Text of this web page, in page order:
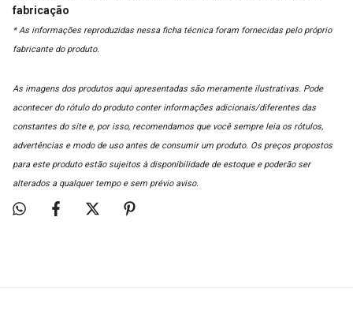
fabricação
* As informações reproduzidas nessa ficha técnica foram fornecidas pelo próprio
fabricante do produto.
As imagens dos produtos aqui apresentadas são meramente ilustrativas. Pode
acontecer do rótulo do produto conter informações adicionais/diferentes das
constantes do site e, por isso, recomendamos que você sempre leia os rótulos,
advertências e modo de uso antes de consumir um produto. Os preços propostos
para este produto estão sujeitos à disponibilidade de estoque e poderão ser
alterados a qualquer tempo e sem prévio aviso.